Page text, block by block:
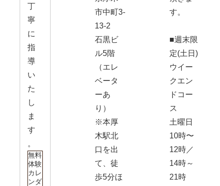
丁
寧
に
指
導
い
た
し
ま
す
。
無料
体験
カレ
ンダ
市中町3-
13-2
石黒ビ
ル5階
（エレ
ベータ
ーあ
り）
※本厚
木駅北
口を出
て、徒
歩5分ほ
す。
■週末限
定(土日)
ウイー
クエン
ドコー
ス
土曜日
10時〜
12時／
14時～
21時